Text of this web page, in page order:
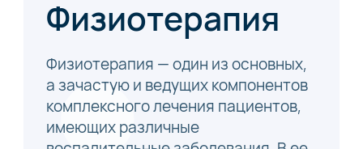
Физиотерапия
Физиотерапия — один из основных,
а зачастую и ведущих компонентов
комплексного лечения пациентов,
имеющих различные